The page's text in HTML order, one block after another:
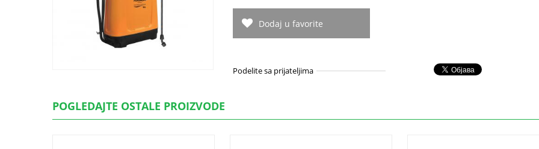
Dodaj u favorite
Podelite sa prijateljima
POGLEDAJTE OSTALE PROIZVODE